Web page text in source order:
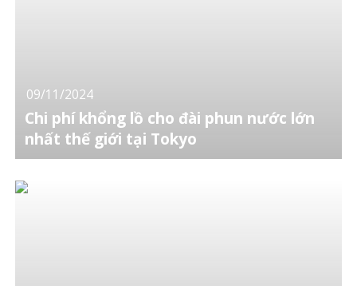
09/11/2024
Chi phí khổng lồ cho đài phun nước lớn
nhất thế giới tại Tokyo